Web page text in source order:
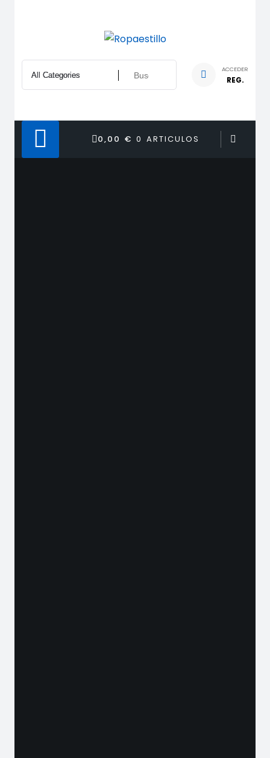
ACCEDER
REG.
0,00 € 0 ARTICULOS